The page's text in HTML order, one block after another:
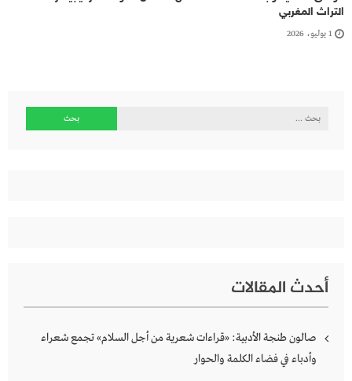
التراث المغربي
1 يوليو، 2026
البحث
أحدث المقالات
صالون طنجة الأدبية: «قراءات شعرية من أجل السلام» تجمع شعراء
وأدباء في فضاء الكلمة والحوار